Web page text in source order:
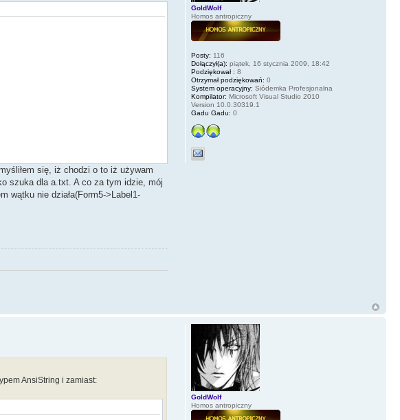
się, iż chodzi o to iż używam
szuka dla a.txt. A co za tym idzie, mój
wątku nie działa(Form5->Label1-
GoldWolf
Homos antropiczny
Posty: 116
Dołączył(a): piątek, 16 stycznia 2009, 18:42
Podziękował : 8
Otrzymał podziękowań: 0
System operacyjny: Siódemka Profesjonalna
Kompilator: Microsoft Visual Studio 2010
Version 10.0.30319.1
Gadu Gadu: 0
AnsiString i zamiast:
GoldWolf
Homos antropiczny